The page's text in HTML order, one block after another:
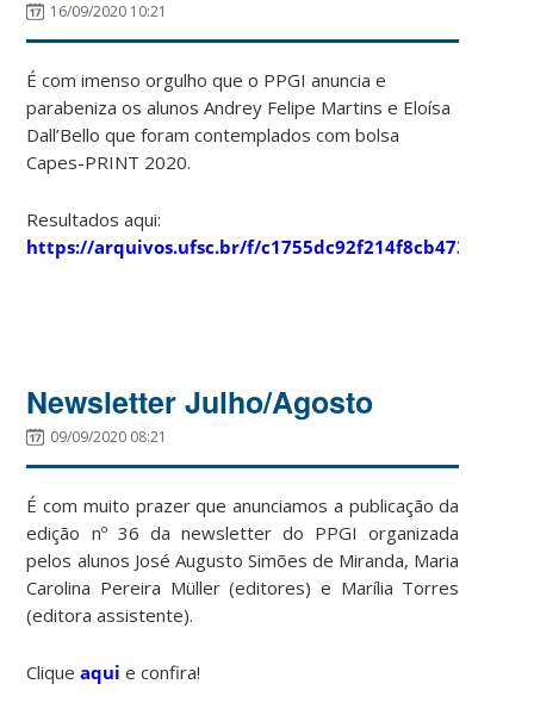
16/09/2020 10:21
É com imenso orgulho que o PPGI anuncia e
parabeniza os alunos Andrey Felipe Martins e Eloísa
Dall’Bello que foram contemplados com bolsa
Capes-PRINT 2020.
Resultados aqui:
https://arquivos.ufsc.br/f/c1755dc92f214f8cb473/
Newsletter Julho/Agosto
09/09/2020 08:21
É com muito prazer que anunciamos a publicação da
edição nº 36 da newsletter do PPGI organizada
pelos alunos José Augusto Simões de Miranda, Maria
Carolina Pereira Müller (editores) e Marília Torres
(editora assistente).
Cliqueaquie confira!